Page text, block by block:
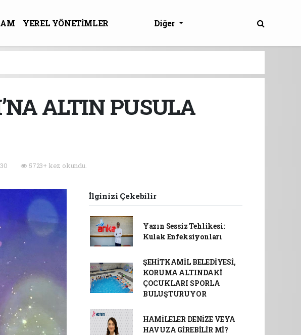
YEREL YÖNETİMLER
Diğer
ALTIN PUSULA
5723+ kez okundu.
İlginizi Çekebilir
Yazın Sessiz Tehlikesi:
Kulak Enfeksiyonları
ŞEHİTKAMİL BELEDİYESİ,
KORUMA ALTINDAKİ
ÇOCUKLARI SPORLA
BULUŞTURUYOR
HAMİLELER DENİZE VEYA
HAVUZA GİREBİLİR Mİ?